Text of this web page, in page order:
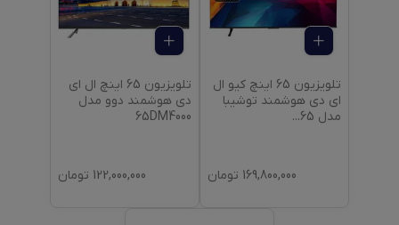
تلویزیون 65 اینچ کیو ال
ای دی هوشمند توشیبا
مدل 65
...
169,800,000 تومان
تلویزیون 65 اینچ ال ای
دی هوشمند دوو مدل
65DM4000
122,000,000 تومان